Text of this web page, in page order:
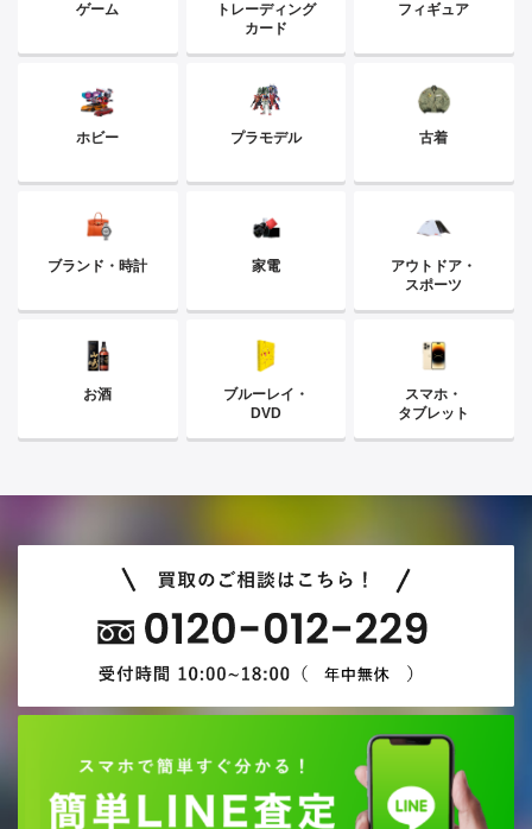
ゲーム
トレーディング
カード
フィギュア
ホビー プラモデル 古着
ブランド・時計 家電
アウトドア・
スポーツ
お酒
ブルーレイ・
DVD
スマホ・
タブレット